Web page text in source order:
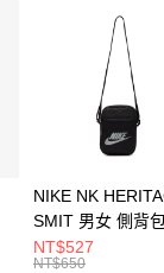
21家銀行
NIKE NK
SMIT 男女 側背
BA5871010
NT$527
NT$650